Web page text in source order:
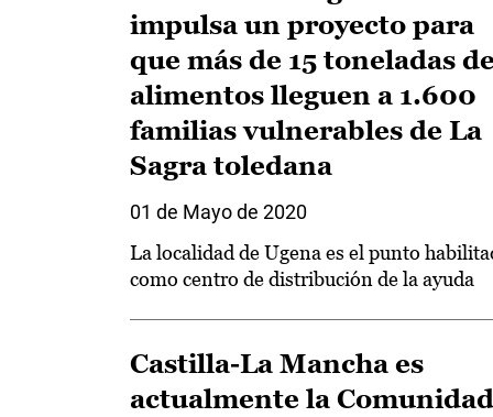
impulsa un proyecto para
que más de 15 toneladas de
alimentos lleguen a 1.600
familias vulnerables de La
Sagra toledana
01 de Mayo de 2020
La localidad de Ugena es el punto
como centro de distribución de la ayuda
Castilla-La Mancha es
actualmente la Comunidad